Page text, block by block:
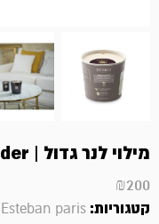
מילוי לנר גדול | Ceder
₪200
קטגוריות: Esteban paris